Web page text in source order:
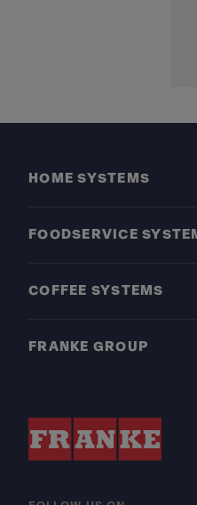
HOME SYSTEMS
FOODSERVICE
COFFEE SYSTEMS
FRANKE GROUP